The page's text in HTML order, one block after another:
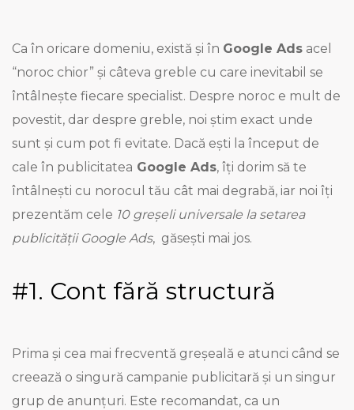
Ca în oricare domeniu, există și în Google Ads acel
“noroc chior” și câteva greble cu care inevitabil se
întâlnește fiecare specialist. Despre noroc e mult de
povestit, dar despre greble, noi știm exact unde
sunt și cum pot fi evitate. Dacă ești la început de
cale în publicitatea Google Ads, îți dorim să te
întâlnești cu norocul tău cât mai degrabă, iar noi îți
prezentăm cele 10 greșeli universale la setarea
publicității Google Ads, găsești mai jos.
#1. Cont fără structură
Prima și cea mai frecventă greșeală e atunci când se
creează o singură campanie publicitară și un singur
grup de anunțuri. Este recomandat, ca un